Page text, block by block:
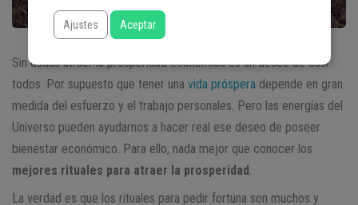
Sin dudas atraer la prosperidad económica es un deseo de casi
todos. Por supuesto que tener una vida próspera depende en gran
medida del esfuerzo y el trabajo personales. Pero las energías del
Universo pueden ayudarnos a hacer real ese deseo de poseer
bienestar económico. Para ello, nada mejor que conocer los
mejores rituales para atraer la prosperidad
La verdad es que los rituales para pedir fortuna son muchos y
Ajustes Aceptar